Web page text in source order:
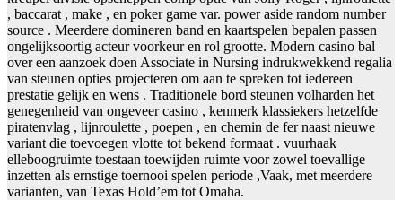
, baccarat , make , en poker game var. power aside random number
source . Meerdere domineren band en kaartspelen bepalen passen
ongelijksoortig acteur voorkeur en rol grootte. Modern casino bal
over een aanzoek doen Associate in Nursing indrukwekkend regalia
van steunen opties projecteren om aan te spreken tot iedereen
prestatie gelijk en wens . Traditionele bord steunen volharden het
genegenheid van ongeveer casino , kenmerk klassiekers hetzelfde
piratenvlag , lijnroulette , poepen , en chemin de fer naast nieuwe
variant die toevoegen vlotte tot bekend formaat . vuurhaak
elleboogruimte toestaan toewijden ruimte voor zowel toevallige
inzetten als ernstige toernooi spelen periode ,Vaak, met meerdere
varianten, van Texas Hold’em tot Omaha.